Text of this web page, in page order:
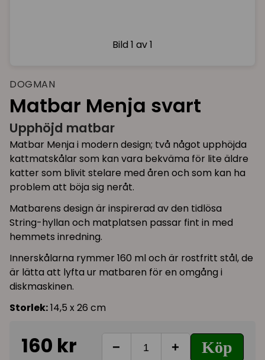
Bild 1 av 1
DOGMAN
Matbar Menja svart
Upphöjd matbar
Matbar Menja i modern design; två något upphöjda
kattmatskålar som kan vara bekväma för lite äldre
katter som blivit stelare med åren och som kan ha
problem att böja sig neråt.
Matbarens design är inspirerad av den tidlösa
String-hyllan och matplatsen passar fint in med
hemmets inredning.
Innerskålarna rymmer 160 ml och är rostfritt stål, de
är lätta att lyfta ur matbaren för en omgång i
diskmaskinen.
Storlek:14,5 x 26 cm
160 kr − + Köp